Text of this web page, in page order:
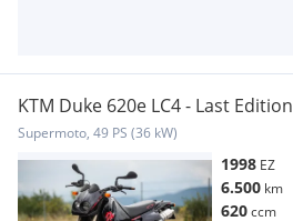
KTM Duke 620e LC4 - Last Edition
Supermoto, 49 PS (36 kW)
1998 EZ
6.500 km
620ccm